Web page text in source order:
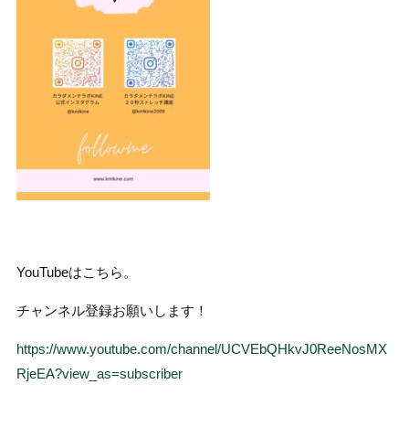
YouTubeはこちら。
チャンネル登録お願いします！
https://www.youtube.com/channel/UCVEbQHkvJ0ReeNosMX
RjeEA?view_as=subscriber